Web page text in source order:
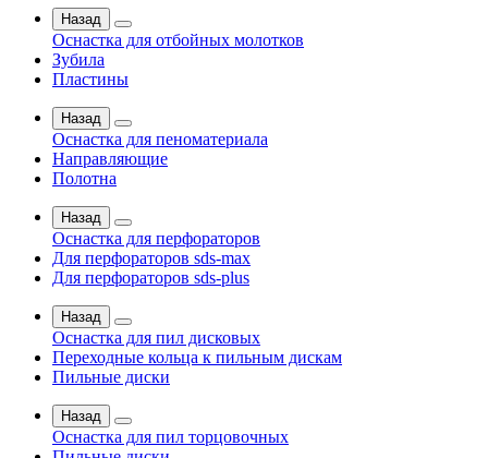
Назад
Оснастка для отбойных молотков
Зубила
Пластины
Назад
Оснастка для пеноматериала
Направляющие
Полотна
Назад
Оснастка для перфораторов
Для перфораторов sds-max
Для перфораторов sds-plus
Назад
Оснастка для пил дисковых
Переходные кольца к пильным дискам
Пильные диски
Назад
Оснастка для пил торцовочных